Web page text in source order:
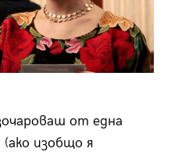
от една
изобщо я